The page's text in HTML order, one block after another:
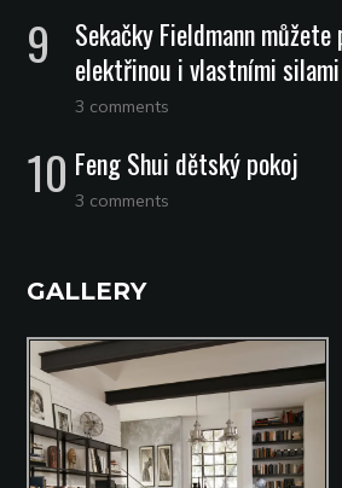
Sekačky Fieldmann můžete
elektřinou i vlastními silami
3 comments
Feng Shui dětský pokoj
3 comments
GALLERY